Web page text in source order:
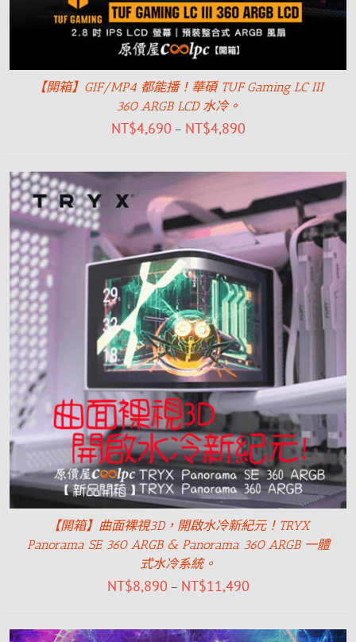
【開箱】GIF/MP4 都能播！華碩 TUF Gaming LC III
360 ARGB LCD 水冷。
NT$4,690 – NT$4,890
【開箱】曲面裸視3D，開啟水冷新紀元！TRYX
Panorama SE 360 ARGB & Panorama 360 ARGB 一體
式水冷系統。
NT$8,890 – NT$11,490